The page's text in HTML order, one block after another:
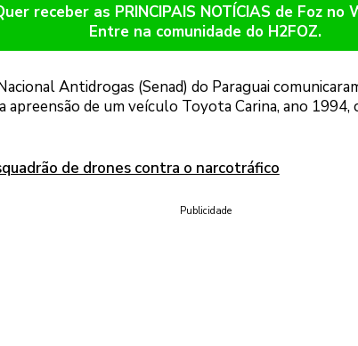
receber as PRINCIPAIS NOTÍCIAS de Foz no
Entre na comunidade do H2FOZ.
Antidrogas (Senad) do Paraguai
apreensão de um veículo Toyota Carina, ano
de drones contra o narcotráfico
Publicidade